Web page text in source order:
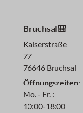
Bruchsal🎒
Kaiserstraße
77
76646 Bruchsal
Öffnungszeiten:
Mo. - Fr. :
10:00-18:00